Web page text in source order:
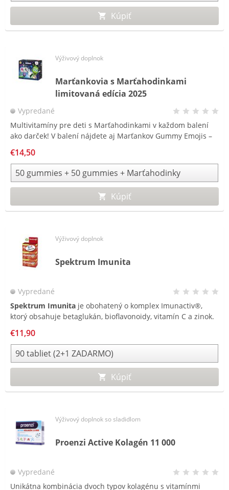
Kúpiť
Výživový doplnok
Marťankovia s Marťahodinkami
limitovaná edícia 2025
Vypredané
Multivitamíny pre deti s Marťahodinkami v každom balení
ako darček! V balení nájdete aj Marťankov Gummy Emojis –
a najpredávanejších Marťankov Gummy s bazou čiernou.
Kúpou tohto balenia podporujete organizáciu ČERVENÝ NOS
Clowndoctors.
€14,50
Kúpiť
Výživový doplnok
Spektrum Imunita
Vypredané
Spektrum Imunita je obohatený o komplex Imunactiv®,
ktorý obsahuje betaglukán, bioflavonoidy, vitamín C a zinok.
€11,90
Kúpiť
Výživový doplnok so sladidlom
Proenzi Active Kolagén 11 000
Vypredané
Unikátna kombinácia dvoch typov kolagénu s vitamínmi